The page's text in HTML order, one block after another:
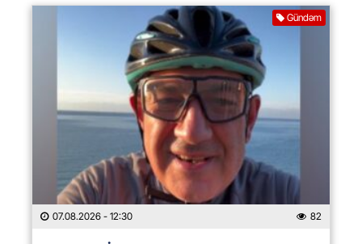
Gündəm
07.08.2026 - 12:30 82